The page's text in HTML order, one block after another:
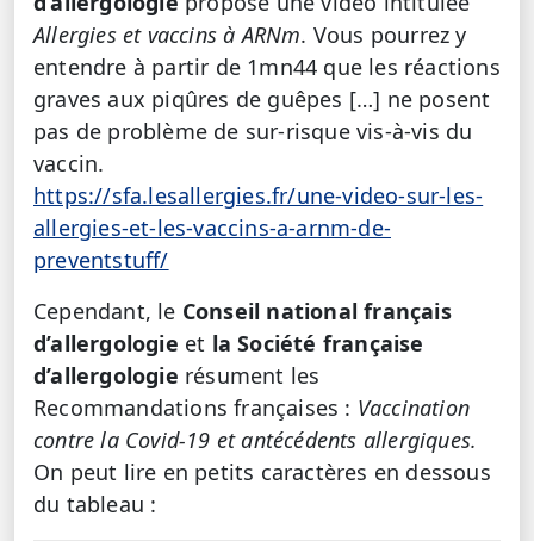
Allergies et vaccins à ARNm. Vous pourrez y
entendre à partir de 1mn44 que les réactions
graves aux piqûres de guêpes […] ne posent
pas de problème de sur-risque vis-à-vis du
vaccin.
https://sfa.lesallergies.fr/une-video-sur-les-
allergies-et-les-vaccins-a-arnm-de-
preventstuff/
Cependant, le Conseil national français
d’allergologie et la Société française
d’allergologie résument les
Recommandations françaises : Vaccination
contre la Covid-19 et antécédents allergiques.
On peut lire en petits caractères en dessous
du tableau :